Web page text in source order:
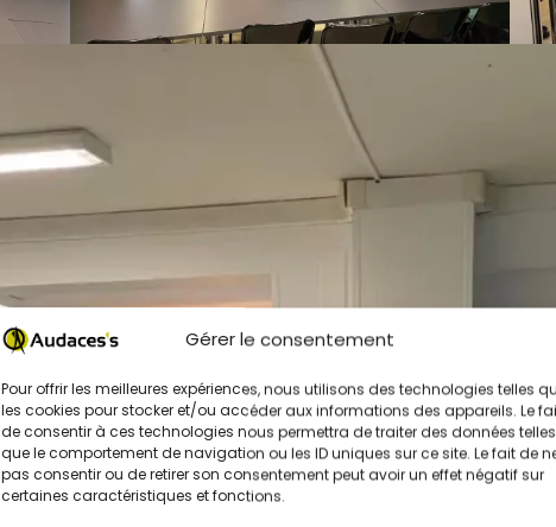
Gérer le consentement
Pour offrir les meilleures expériences, nous utilisons des technologies telles
les cookies pour stocker et/ou accéder aux informations des appareils. Le
de consentir à ces technologies nous permettra de traiter des données telles
que le comportement de navigation ou les ID uniques sur ce site. Le fait de
pas consentir ou de retirer son consentement peut avoir un effet négatif sur
certaines caractéristiques et fonctions.